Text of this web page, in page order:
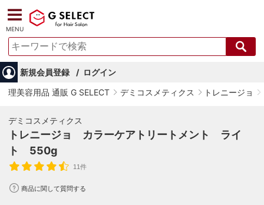
MENU
新規会員登録
ログイン
理美容用品 通販 G SELECT
デミコスメティクス トレニージョ
デミコスメティクス
トレニージョ カラーケアトリートメント ライ
ト 550g
11件
商品に関して質問する